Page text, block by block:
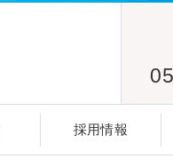
採用情報